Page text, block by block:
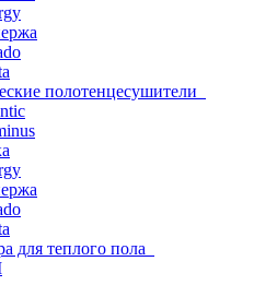
полотенцесушители
для теплого пола